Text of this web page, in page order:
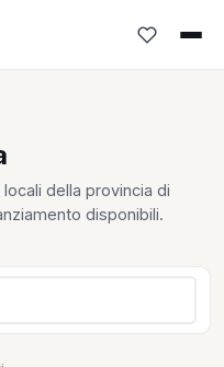
della provincia di
disponibili.